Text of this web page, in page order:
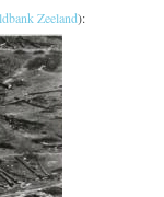
Zeeland):